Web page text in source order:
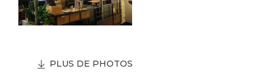
PLUS DE PHOTOS